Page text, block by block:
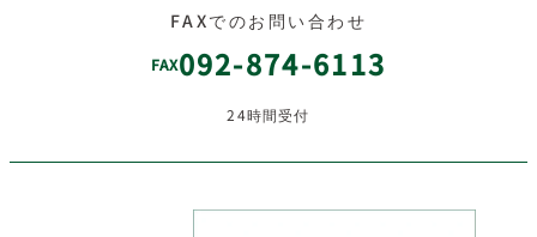
FAXでのお問い合わせ
FAX092-874-6113
24時間受付